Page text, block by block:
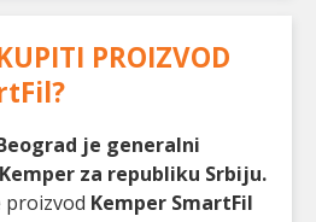
PROIZVOD
?
Beograd je generalni
za republiku Srbiju.
proizvod Kemper SmartFil